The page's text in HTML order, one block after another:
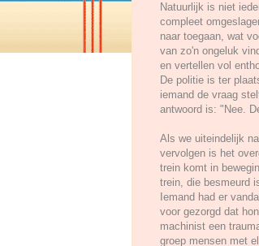
Natuurlijk is niet
compleet
naar toegaan, wat
van zo'n ongeluk
en vertellen vol
De politie is ter
iemand de vraag
antwoord is: "Nee.
Als we uiteindelijk
vervolgen is het
trein komt in
trein, die besmeurd
Iemand had er
voor gezorgd dat
machinist een
groep mensen met